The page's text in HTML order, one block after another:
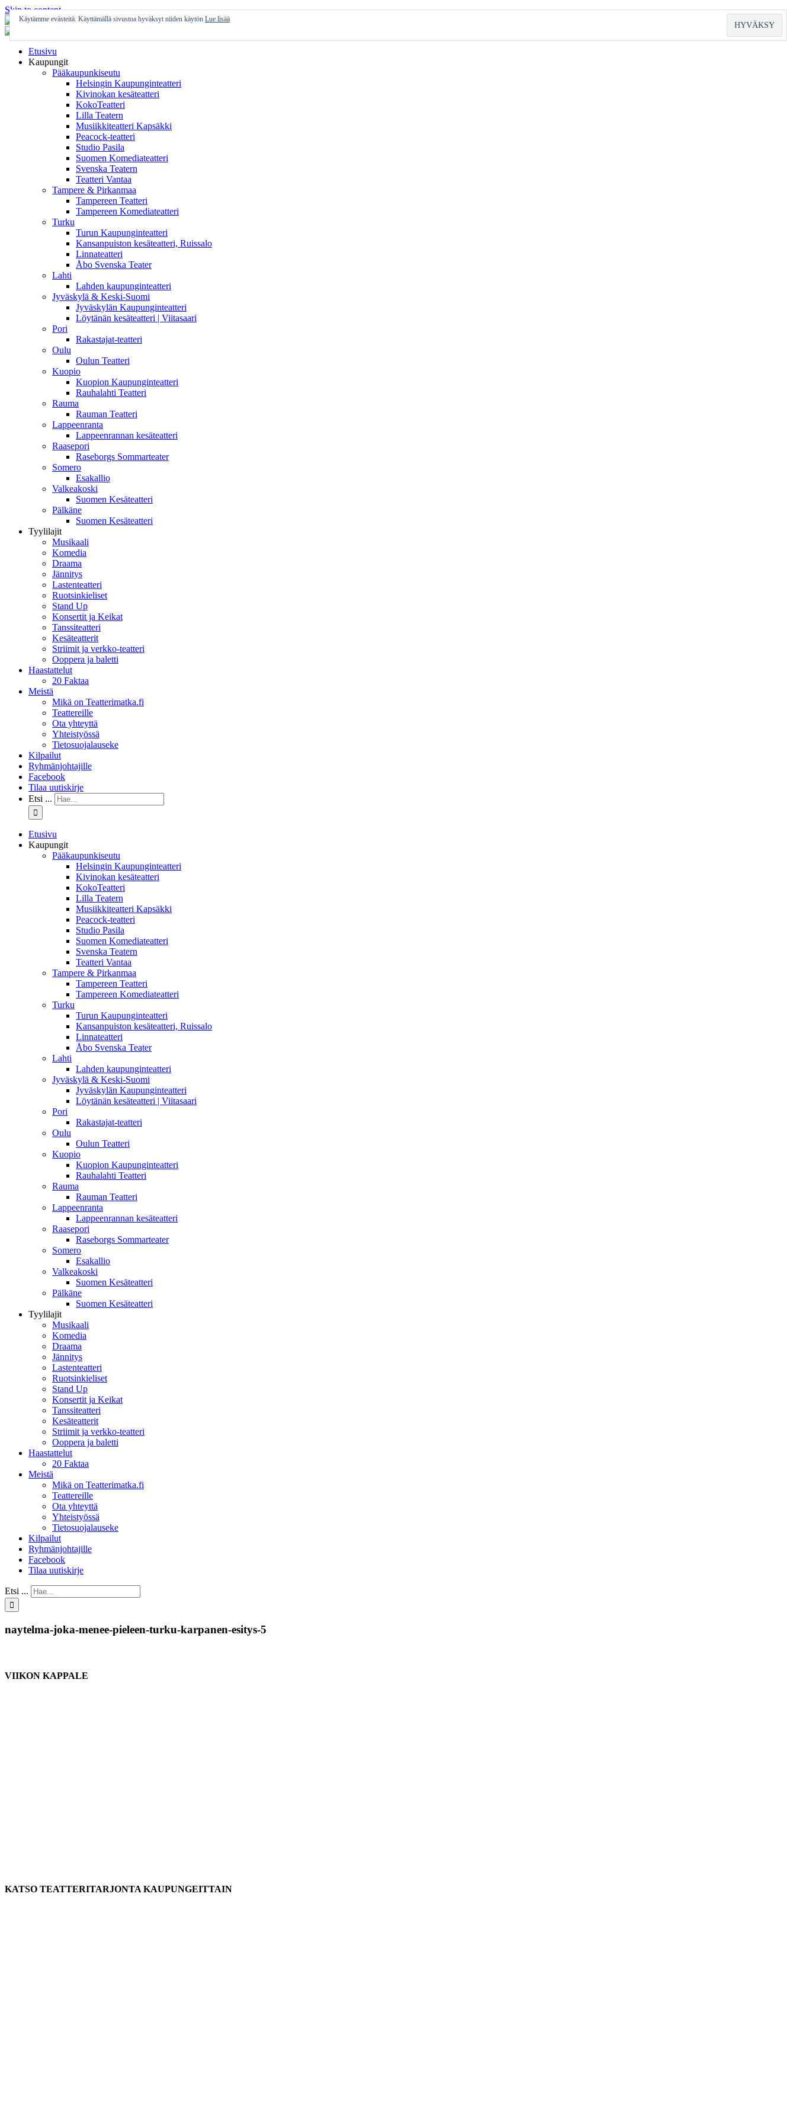
Skip to content
Etusivu
Kaupungit
Pääkaupunkiseutu
Helsingin Kaupunginteatteri
Kivinokan kesäteatteri
KokoTeatteri
Lilla Teatern
Musiikkiteatteri Kapsäkki
Peacock-teatteri
Studio Pasila
Suomen Komediateatteri
Svenska Teatern
Teatteri Vantaa
Tampere & Pirkanmaa
Tampereen Teatteri
Tampereen Komediateatteri
Turku
Turun Kaupunginteatteri
Kansanpuiston kesäteatteri, Ruissalo
Linnateatteri
Åbo Svenska Teater
Lahti
Lahden kaupunginteatteri
Jyväskylä & Keski-Suomi
Jyväskylän Kaupunginteatteri
Löytänän kesäteatteri | Viitasaari
Pori
Rakastajat-teatteri
Oulu
Oulun Teatteri
Kuopio
Kuopion Kaupunginteatteri
Rauhalahti Teatteri
Rauma
Rauman Teatteri
Lappeenranta
Lappeenrannan kesäteatteri
Raasepori
Raseborgs Sommarteater
Somero
Esakallio
Valkeakoski
Suomen Kesäteatteri
Pälkäne
Suomen Kesäteatteri
Tyylilajit
Musikaali
Komedia
Draama
Jännitys
Lastenteatteri
Ruotsinkieliset
Stand Up
Konsertit ja Keikat
Tanssiteatteri
Kesäteatterit
Striimit ja verkko-teatteri
Ooppera ja baletti
Haastattelut
20 Faktaa
Meistä
Mikä on Teatterimatka.fi
Teattereille
Ota yhteyttä
Yhteistyössä
Tietosuojalauseke
Kilpailut
Ryhmänjohtajille
Facebook
Tilaa uutiskirje
Etsi ...
Etusivu
Kaupungit
Pääkaupunkiseutu
Helsingin Kaupunginteatteri
Kivinokan kesäteatteri
KokoTeatteri
Lilla Teatern
Musiikkiteatteri Kapsäkki
Peacock-teatteri
Studio Pasila
Suomen Komediateatteri
Svenska Teatern
Teatteri Vantaa
Tampere & Pirkanmaa
Tampereen Teatteri
Tampereen Komediateatteri
Turku
Turun Kaupunginteatteri
Kansanpuiston kesäteatteri, Ruissalo
Linnateatteri
Åbo Svenska Teater
Lahti
Lahden kaupunginteatteri
Jyväskylä & Keski-Suomi
Jyväskylän Kaupunginteatteri
Löytänän kesäteatteri | Viitasaari
Pori
Rakastajat-teatteri
Oulu
Oulun Teatteri
Kuopio
Kuopion Kaupunginteatteri
Rauhalahti Teatteri
Rauma
Rauman Teatteri
Lappeenranta
Lappeenrannan kesäteatteri
Raasepori
Raseborgs Sommarteater
Somero
Esakallio
Valkeakoski
Suomen Kesäteatteri
Pälkäne
Suomen Kesäteatteri
Tyylilajit
Musikaali
Komedia
Draama
Jännitys
Lastenteatteri
Ruotsinkieliset
Stand Up
Konsertit ja Keikat
Tanssiteatteri
Kesäteatterit
Striimit ja verkko-teatteri
Ooppera ja baletti
Haastattelut
20 Faktaa
Meistä
Mikä on Teatterimatka.fi
Teattereille
Ota yhteyttä
Yhteistyössä
Tietosuojalauseke
Kilpailut
Ryhmänjohtajille
Facebook
Tilaa uutiskirje
Etsi ...
naytelma-joka-menee-pieleen-turku-karpanen-esitys-5
VIIKON KAPPALE
KATSO TEATTERITARJONTA KAUPUNGEITTAIN
Käytämme evästeitä. Käyttämällä sivustoa hyväksyt niiden käytön Lue lisää